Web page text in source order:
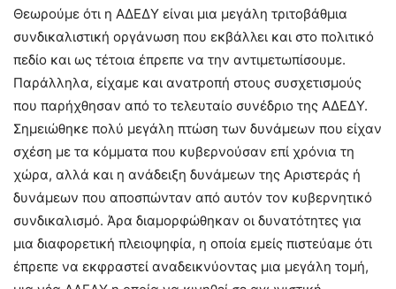
Θεωρούμε ότι η ΑΔΕΔΥ είναι μια μεγάλη τριτοβάθμια
συνδικαλιστική οργάνωση που εκβάλλει και στο πολιτικό
πεδίο και ως τέτοια έπρεπε να την αντιμετωπίσουμε.
Παράλληλα, είχαμε και ανατροπή στους συσχετισμούς
που παρήχθησαν από το τελευταίο συνέδριο της ΑΔΕΔΥ.
Σημειώθηκε πολύ μεγάλη πτώση των δυνάμεων που είχαν
σχέση με τα κόμματα που κυβερνούσαν επί χρόνια τη
χώρα, αλλά και η ανάδειξη δυνάμεων της Αριστεράς ή
δυνάμεων που αποσπώνταν από αυτόν τον κυβερνητικό
συνδικαλισμό. Άρα διαμορφώθηκαν οι δυνατότητες για
μια διαφορετική πλειοψηφία, η οποία εμείς πιστεύαμε ότι
έπρεπε να εκφραστεί αναδεικνύοντας μια μεγάλη τομή,